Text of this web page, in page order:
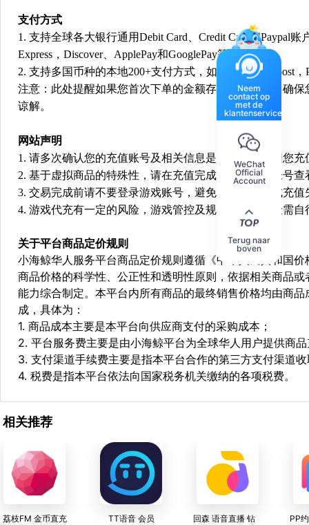
支付方式
1. 支持全球各大银行通用Debit Card、Credit Card和Paypal账
Express，Discover、ApplePay和GooglePay等；
2. 支持多国币种的本地200+支付方式，如：Alipay，Boost，
注意：此处提醒如果您首次下单的金额存在异常，为了确
谅解。
网站声明
1. 请多次确认您的充值账号及相关信息是否正确，如因您
2. 基于虚拟商品的特殊性，请在充值完成后登陆您的帐号
3. 交易完成前请不要登录游戏账号，避免由于顶号造成充
4. 游戏代充有一定的风险，游戏管控及规则处罚等风险需自
关于平台商品定价规则
小海鲸华人服务平台商品定价规则遵循《中华人民共和国
商品价格的科学性、公正性和透明性原则，依据相关商品
能力综合制定。本平台内所有商品的最终销售价格均由商
成，具体为：
1. 商品成本主要是本平台向供应商支付的采购成本；
2. 平台服务费主要是由小海鲸平台为全球华人用户提供商
3. 支付渠道手续费主要是指本平台合作的第三方支付渠道
4. 税费是指本平台依法向国家税务机关缴纳的各项税费。
相关推荐
荔枝FM 金币直充 TT语音 会员
回森 语音直播 钻
PP
Neem
contact op
met de
klantenservice
WeChat
Official
Account
Terug naar
boven